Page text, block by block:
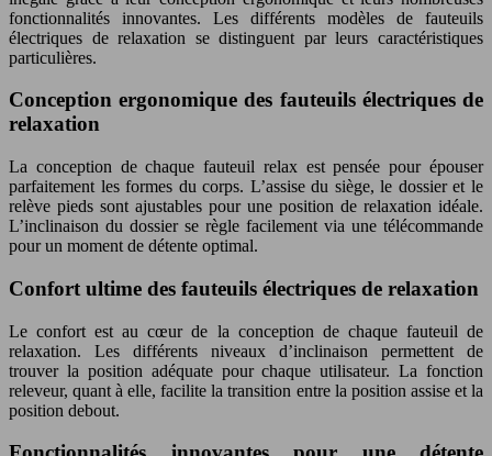
fonctionnalités innovantes. Les différents modèles de fauteuils
électriques de relaxation se distinguent par leurs caractéristiques
particulières.
Conception ergonomique des fauteuils électriques de
relaxation
La conception de chaque fauteuil relax est pensée pour épouser
parfaitement les formes du corps. L’assise du siège, le dossier et le
relève pieds sont ajustables pour une position de relaxation idéale.
L’inclinaison du dossier se règle facilement via une télécommande
pour un moment de détente optimal.
Confort ultime des fauteuils électriques de relaxation
Le confort est au cœur de la conception de chaque fauteuil de
relaxation. Les différents niveaux d’inclinaison permettent de
trouver la position adéquate pour chaque utilisateur. La fonction
releveur, quant à elle, facilite la transition entre la position assise et la
position debout.